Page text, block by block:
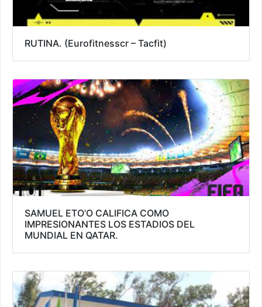
RUTINA. (Eurofitnesscr – Tacfit)
SAMUEL ETO’O CALIFICA COMO
IMPRESIONANTES LOS ESTADIOS DEL
MUNDIAL EN QATAR.